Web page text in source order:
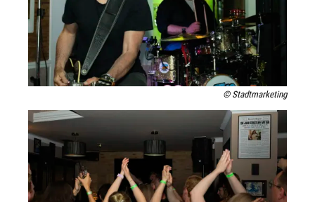
© Stadtmarketing